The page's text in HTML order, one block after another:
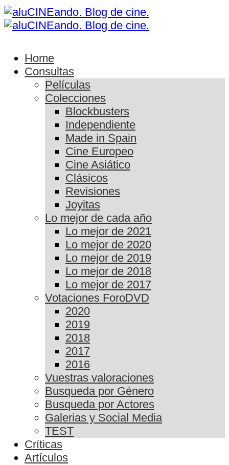
Home
Consultas
Películas
Colecciones
Blockbusters
Independiente
Made in Spain
Cine Europeo
Cine Asiático
Clásicos
Revisiones
Joyitas
Lo mejor de cada año
Lo mejor de 2021
Lo mejor de 2020
Lo mejor de 2019
Lo mejor de 2018
Lo mejor de 2017
Votaciones ForoDVD
2020
2019
2018
2017
2016
Vuestras valoraciones
Busqueda por Género
Busqueda por Actores
Galerias y Social Media
TEST
Críticas
Artículos